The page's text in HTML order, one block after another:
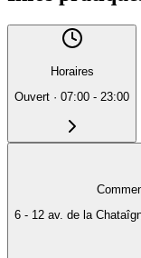
Horaires
Ouvert · 07:00 - 23:00
6 - 12 av. de la